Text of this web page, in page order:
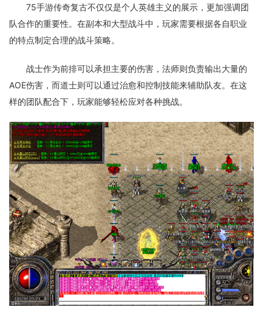
75手游传奇复古不仅仅是个人英雄主义的展示，更加强调团
队合作的重要性。在副本和大型战斗中，玩家需要根据各自职业
的特点制定合理的战斗策略。
战士作为前排可以承担主要的伤害，法师则负责输出大量的
AOE伤害，而道士则可以通过治愈和控制技能来辅助队友。在这
样的团队配合下，玩家能够轻松应对各种挑战。